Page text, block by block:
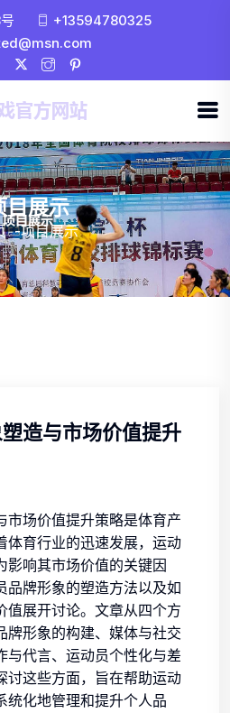
+13594780325
目展示
-项目展示
造与市场价值提升
市场价值提升策略是体育产
体育行业的迅速发展，运动
影响其市场价值的关键因
品牌形象的塑造方法以及如
值展开讨论。文章从四个方
牌形象的构建、媒体与社交
与代言、运动员个性化与差
讨这些方面，旨在帮助运动
统化地管理和提升个人品